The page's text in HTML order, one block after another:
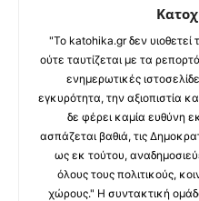
"Το katohika.gr δεν
ούτε ταυτίζεται με τα
ενημερωτικές
εγκυρότητα, την αξιοπιστία
δε φέρει καμία ευθύνη
ασπάζεται βαθιά, τις
ως εκ τούτου,
όλους τους πολιτικούς,
χώρους." Η συντακτική